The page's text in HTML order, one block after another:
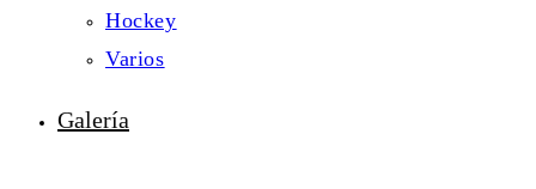
Hockey
Varios
Galería